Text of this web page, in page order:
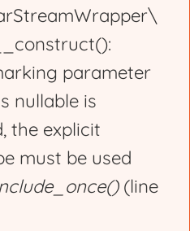
parameter
nullable is
the explicit
must be used
(line